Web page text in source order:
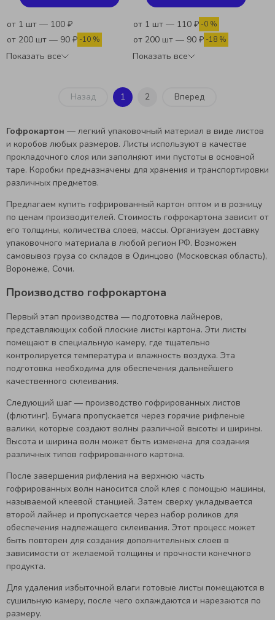
от 1 шт — 100 ₽
от 200 шт — 90 ₽ -10 %
Показать все
от 1 шт — 110 ₽ -0 %
от 200 шт — 90 ₽ -18 %
Показать все
Назад 1 2 Вперед
Гофрокартон — легкий упаковочный материал в виде листов
и коробов любых размеров. Листы используют в качестве
прокладочного слоя или заполняют ими пустоты в основной
таре. Коробки предназначены для хранения и транспортировки
различных предметов.
Предлагаем купить гофрированный картон оптом и в розницу
по ценам производителей. Стоимость гофрокартона зависит от
его толщины, количества слоев, массы. Организуем доставку
упаковочного материала в любой регион РФ. Возможен
самовывоз груза со складов в Одинцово (Московская область),
Воронеже, Сочи.
Производство гофрокартона
Первый этап производства — подготовка лайнеров,
представляющих собой плоские листы картона. Эти листы
помещают в специальную камеру, где тщательно
контролируется температура и влажность воздуха. Эта
подготовка необходима для обеспечения дальнейшего
качественного склеивания.
Следующий шаг — производство гофрированных листов
(флютинг). Бумага пропускается через горячие рифленые
валики, которые создают волны различной высоты и ширины.
Высота и ширина волн может быть изменена для создания
различных типов гофрированного картона.
После завершения рифления на верхнюю часть
гофрированных волн наносится слой клея с помощью машины,
называемой клеевой станцией. Затем сверху укладывается
второй лайнер и пропускается через набор роликов для
обеспечения надлежащего склеивания. Этот процесс может
быть повторен для создания дополнительных слоев в
зависимости от желаемой толщины и прочности конечного
продукта.
Для удаления избыточной влаги готовые листы помещаются в
сушильную камеру, после чего охлаждаются и нарезаются по
размеру.